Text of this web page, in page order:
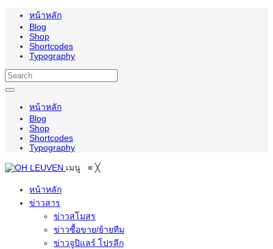
หน้าหลัก
Blog
Shop
Shortcodes
Typography
หน้าหลัก
Blog
Shop
Shortcodes
Typography
เมนู ≡ ╳
หน้าหลัก
ข่าวสาร
ข่าวสโมสร
ข่าวซื้อขาย/ย้ายทีม
ข่าวจูปิแลร์ โปรลีก